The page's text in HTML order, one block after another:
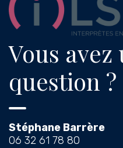
Vous avez
question ?
Stéphane Barrère
06 32 61 78 80